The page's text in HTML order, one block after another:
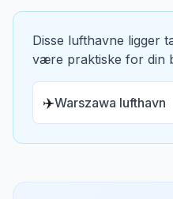
Disse lufthavne ligger
være praktiske for din
✈️Warszawa lufthavn